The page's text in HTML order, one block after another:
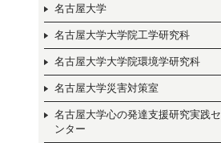
名古屋大学
名古屋大学大学院工学研究科
名古屋大学大学院環境学研究科
名古屋大学災害対策室
名古屋大学心の発達支援研究実践セ
ンター